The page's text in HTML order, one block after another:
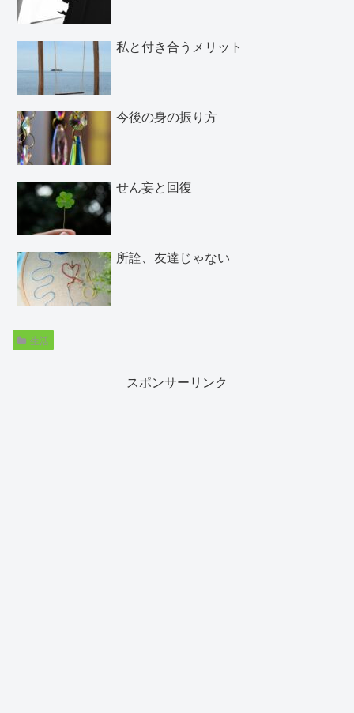
私と付き合うメリット
今後の身の振り方
せん妄と回復
所詮、友達じゃない
生活
スポンサーリンク